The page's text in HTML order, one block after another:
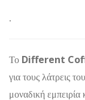
.
Το Different
για τους λάτρεις
μοναδική